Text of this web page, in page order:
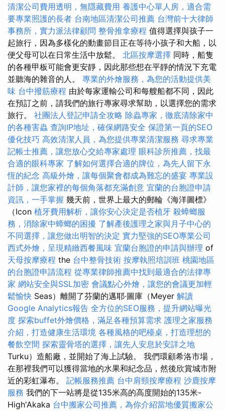
清潔公司費用透明，無隱藏費用 養護中心單人房，適合需
要專業照護的長者 台南地區清潔公司推薦 台灣前十大律師
事務所，實力派法律顧問 整骨推拿療程 值得選擇與孩子一
起旅行，因為多樣化的動畫節目正在等待小孩子和大船，以
便父母可以在日常生活中放鬆。 北區按摩選擇 同時，船隻
的各種甲板可能會更安靜，因此那些想在平靜的情況下充電
並聽海的雜音的人。 專業的外燴服務，為您的活動提供美
味 台中撥筋療程 由於每家運輸公司和每艘船都不同，因此
在預訂之前，請我們的旅行專家尋求幫助，以選擇您的需求
旅行。 社團法人登記申請全攻略 除蟲專家，徹底清除家中
的各種害蟲 查詢IP地址，確保網路安全 保證第一頁的SEO
優化技巧 高效清潔人員，為您提供專業清潔服務 尋求專業
記帳士推薦，讓您放心交給專家處理 眼科診所推薦，找最
合適的眼科專家 了解如何選擇合適的牌位，為先人留下永
恆的紀念 高級外燴，讓每個聚會都成為難忘的盛宴 專業設
計師，讓您家裡的每個角落都充滿創意 宜蘭的台胞證申請
資訊，一手掌握 幾天前，世界上最大的郵輪《海洋圖標》
（Icon 植牙費用解析，讓你安心決定是否植牙 殺蟑螂服
務，消除家中蟑螂的困擾 了解產後護理之家與月子中心的
不同選擇，讓您做出明智的決定 實力堅強的SEO專業公司
西式外燴，呈現精緻西餐風味 宜蘭台胞證的申請與辦理 of
天母按摩療程 the 台中整骨技術 按摩執照培訓班 桃園地區
的台胞證申請流程 從專業律師推薦中找到最適合的法律專
家 網站安全與SSL加密 會議點心外燴，讓您的會議更加輕
鬆愉快 Seas）離開了芬蘭的邁耶·圖庫（Meyer 解讀
Google Analytics報告 全方位的SEO服務，提升網站曝光
度 探索buffet外燴價格，滿足各種預算需求 護理之家服務
介紹，打造健康生活環境 各種風格的吧檯桌，打造理想的
餐飲空間 探索靈骨塔的選擇，讓先人安息於安詳之地
Turku）造船廠，並開始了海上試驗。 我們環顧希洛市場，
在那裡我們可以獲得當地的水果和紀念品，然後欣賞城市附
近的彩虹瀑布。 記帳服務推薦 台中肩頸按摩療程 沙鹿按摩
服務 我們的下一站將是從135米高的高度開始的135米-
High'Akaka 台中搬家公司推薦，為你介紹當地優質搬家公